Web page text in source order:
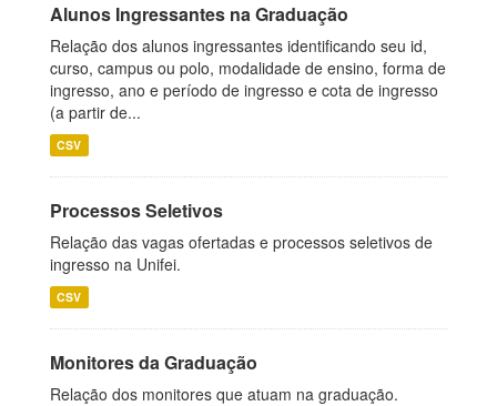
Alunos Ingressantes na Graduação
Relação dos alunos ingressantes identificando seu id,
curso, campus ou polo, modalidade de ensino, forma de
ingresso, ano e período de ingresso e cota de ingresso
(a partir de...
CSV
Processos Seletivos
Relação das vagas ofertadas e processos seletivos de
ingresso na Unifei.
CSV
Monitores da Graduação
Relação dos monitores que atuam na graduação.